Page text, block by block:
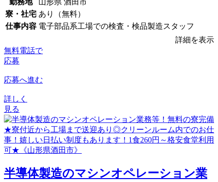
勤務地
山形県 酒田市
寮・社宅 あり（無料）
仕事内容 電子部品系工場での検査・検品製造スタッフ
詳細を表示
無料電話で
応募
応募へ進む
詳しく
見る
半導体製造のマシンオペレーション業